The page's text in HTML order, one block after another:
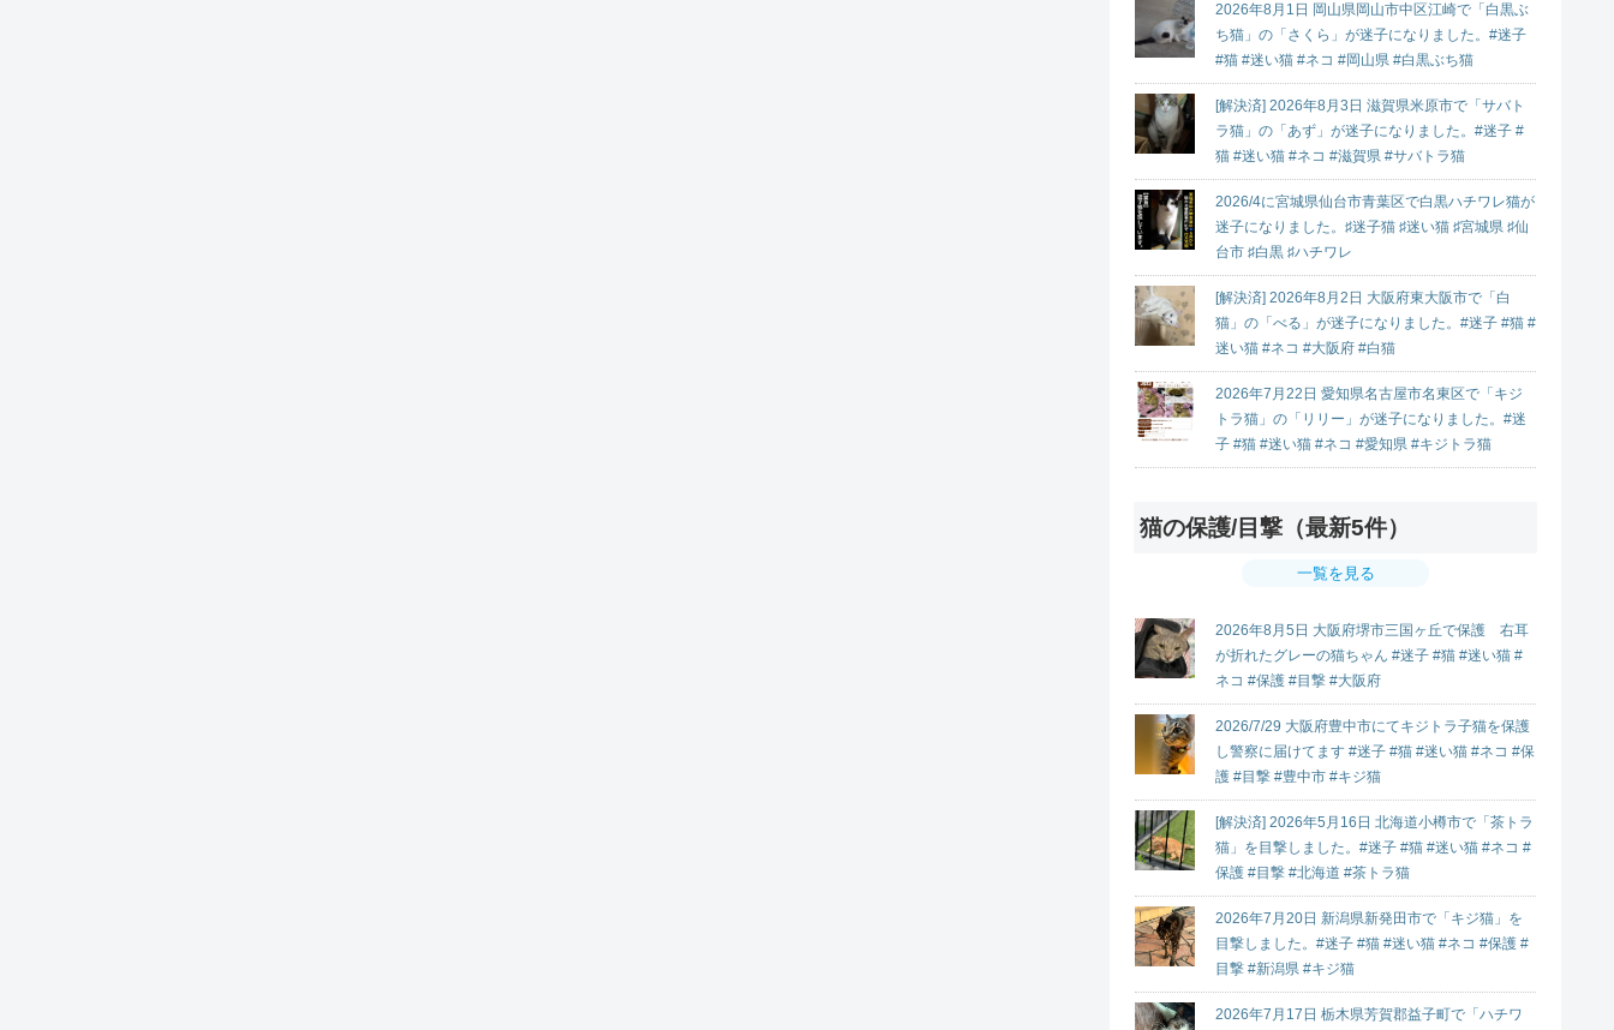
2026年8月1日 岡山県岡山市中区江崎で「白黒ぶ
ち猫」の「さくら」が迷子になりました。#迷子
#猫 #迷い猫 #ネコ #岡山県 #白黒ぶち猫
[解決済] 2026年8月3日 滋賀県米原市で「サバト
ラ猫」の「あず」が迷子になりました。#迷子 #
猫 #迷い猫 #ネコ #滋賀県 #サバトラ猫
2026/4に宮城県仙台市青葉区で白黒ハチワレ猫が
迷子になりました。♯迷子猫 ♯迷い猫 ♯宮城県 ♯仙
台市 ♯白黒 ♯ハチワレ
[解決済] 2026年8月2日 大阪府東大阪市で「白
猫」の「べる」が迷子になりました。#迷子 #猫 #
迷い猫 #ネコ #大阪府 #白猫
2026年7月22日 愛知県名古屋市名東区で「キジ
トラ猫」の「リリー」が迷子になりました。#迷
子 #猫 #迷い猫 #ネコ #愛知県 #キジトラ猫
猫の保護/目撃（最新5件）
一覧を見る
2026年8月5日 大阪府堺市三国ヶ丘で保護 右耳
が折れたグレーの猫ちゃん #迷子 #猫 #迷い猫 #
ネコ #保護 #目撃 #大阪府
2026/7/29 大阪府豊中市にてキジトラ子猫を保護
し警察に届けてます #迷子 #猫 #迷い猫 #ネコ #保
護 #目撃 #豊中市 #キジ猫
[解決済] 2026年5月16日 北海道小樽市で「茶トラ
猫」を目撃しました。#迷子 #猫 #迷い猫 #ネコ #
保護 #目撃 #北海道 #茶トラ猫
2026年7月20日 新潟県新発田市で「キジ猫」を
目撃しました。#迷子 #猫 #迷い猫 #ネコ #保護 #
目撃 #新潟県 #キジ猫
2026年7月17日 栃木県芳賀郡益子町で「ハチワ